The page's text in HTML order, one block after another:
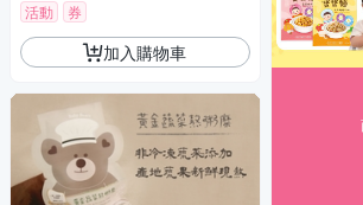
活動 券
加入購物車